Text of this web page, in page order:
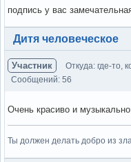
подпись у вас
Вне форума
Дитя человеческое
Участник Откуда: где-то,
Сообщений: 56
Очень красиво и
Ты должен делать добро из